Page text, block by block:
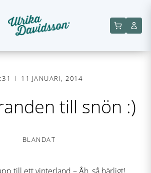
11 JANUARI, 2014
till snön :)
BLANDAT